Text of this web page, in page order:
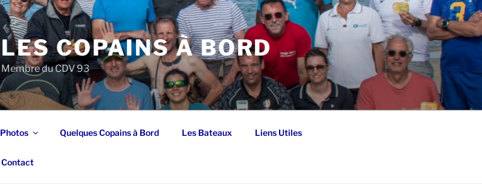
LES COPAINS À BORD
Membre du CDV 93
Photos Quelques Copains à Bord Les Bateaux Liens Utiles
Contact